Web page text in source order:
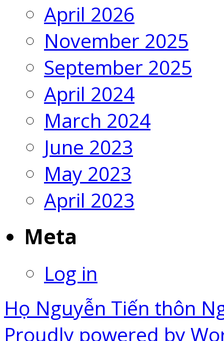
April 2026
November 2025
September 2025
April 2024
March 2024
June 2023
May 2023
April 2023
Meta
Log in
Họ Nguyễn Tiến thôn
Proudly powered by